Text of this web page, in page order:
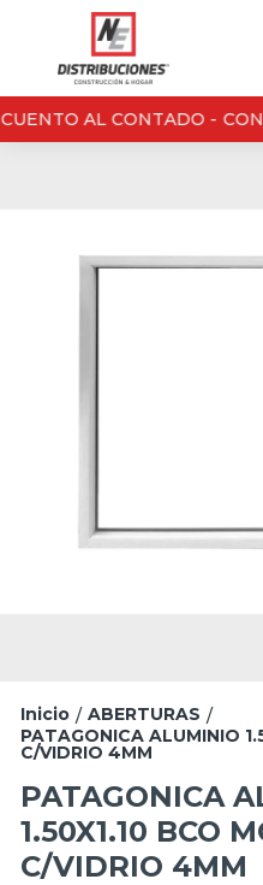
AL CONTADO -
Inicio / ABERTURAS /
PATAGONICA ALUMINIO
C/VIDRIO 4MM
PATAGONICA
1.50X1.10 BCO
C/VIDRIO 4MM